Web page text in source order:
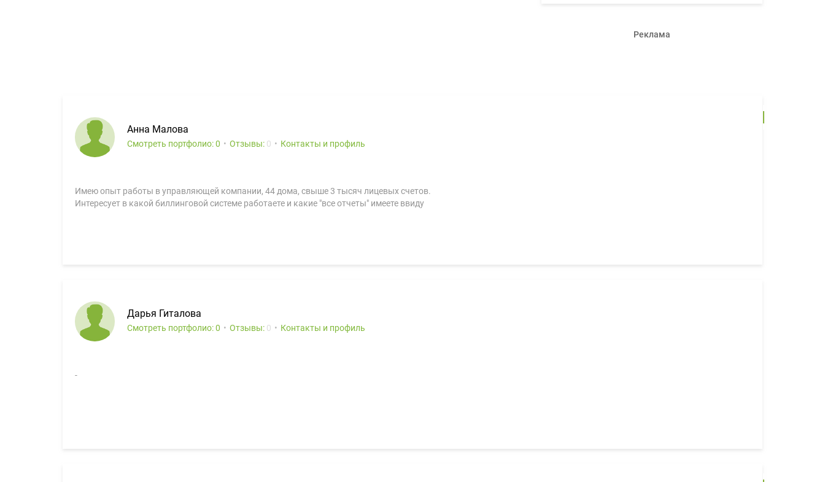
Реклама
Анна Малова
Смотреть портфолио: 0 Отзывы: 0 Контакты и профиль
Имею опыт работы в управляющей компании, 44 дома, свыше 3 тысяч лицевых счетов.
Интересует в какой биллинговой системе работаете и какие "все отчеты" имеете ввиду
Дарья Гиталова
Смотреть портфолио: 0 Отзывы: 0 Контакты и профиль
-